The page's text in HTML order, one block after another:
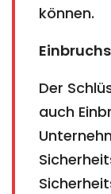
können.
Der
auch